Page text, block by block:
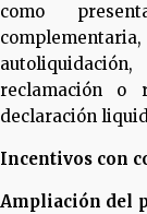
como
reclamación o
declaración
Incentivos con
Ampliación del